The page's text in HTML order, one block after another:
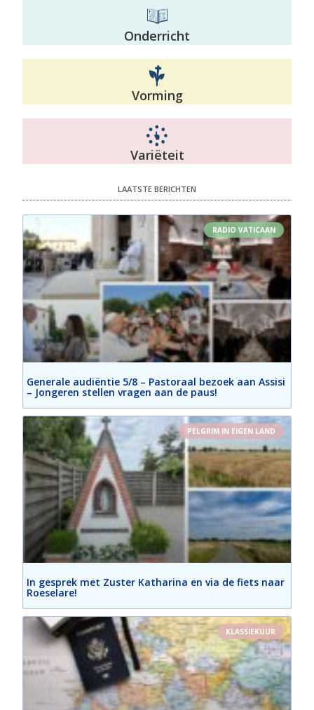
Onderricht
Vorming
Variëteit
LAATSTE BERICHTEN
RADIO VATICAAN
Generale audiëntie 5/8 – Pastoraal bezoek aan Assisi
– Jongeren stellen vragen aan de paus!
PELGRIM IN EIGEN LAND
In gesprek met Zuster Katharina en via de fiets naar
Roeselare!
KLASSIEKUUR